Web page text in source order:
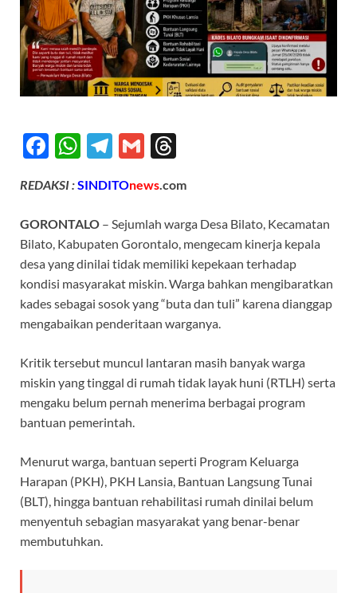
F
e
b
o
o
k
W
at
s
A
p
p
T
e
gr
a
m
G
ail e
a
ds
REDAKSI :SINDITOnews.com
GORONTALO – Sejumlah warga Desa Bilato, Kecamatan
Bilato, Kabupaten Gorontalo, mengecam kinerja kepala
desa yang dinilai tidak memiliki kepekaan terhadap
kondisi masyarakat miskin. Warga bahkan mengibaratkan
kades sebagai sosok yang “buta dan tuli” karena dianggap
mengabaikan penderitaan warganya.
Kritik tersebut muncul lantaran masih banyak warga
miskin yang tinggal di rumah tidak layak huni (RTLH) serta
mengaku belum pernah menerima berbagai program
bantuan pemerintah.
Menurut warga, bantuan seperti Program Keluarga
Harapan (PKH), PKH Lansia, Bantuan Langsung Tunai
(BLT), hingga bantuan rehabilitasi rumah dinilai belum
menyentuh sebagian masyarakat yang benar-benar
membutuhkan.